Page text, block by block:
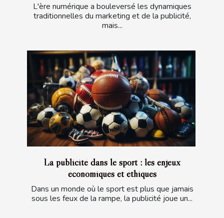
L'ère numérique a bouleversé les dynamiques
traditionnelles du marketing et de la publicité,
mais...
La publicité dans le sport : les enjeux
économiques et éthiques
Dans un monde où le sport est plus que jamais
sous les feux de la rampe, la publicité joue un...